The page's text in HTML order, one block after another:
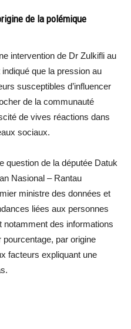
de la polémique
intervention de Dr Zulkifli au
que la pression au
susceptibles d’influencer
de la communauté
de vives réactions dans
sociaux.
question de la députée Datuk
Nasional – Rantau
ministre des données et
liées aux personnes
notamment des informations
pourcentage, par origine
facteurs expliquant une